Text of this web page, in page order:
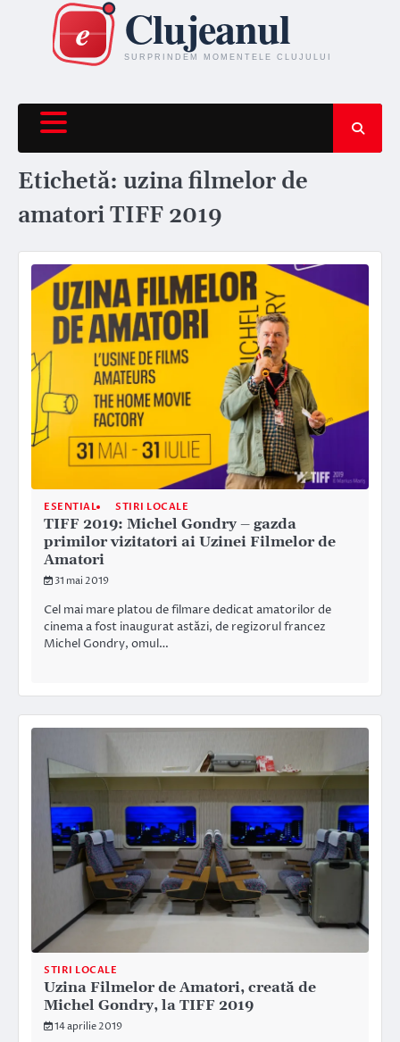
content
Etichetă: uzina filmelor de
amatori TIFF 2019
ESENTIAL STIRI LOCALE
TIFF 2019: Michel Gondry – gazda
primilor vizitatori ai Uzinei Filmelor de
Amatori
31 mai 2019
Cel mai mare platou de filmare dedicat amatorilor de
cinema a fost inaugurat astăzi, de regizorul francez
Michel Gondry, omul…
STIRI LOCALE
Uzina Filmelor de Amatori, creată de
Michel Gondry, la TIFF 2019
14 aprilie 2019